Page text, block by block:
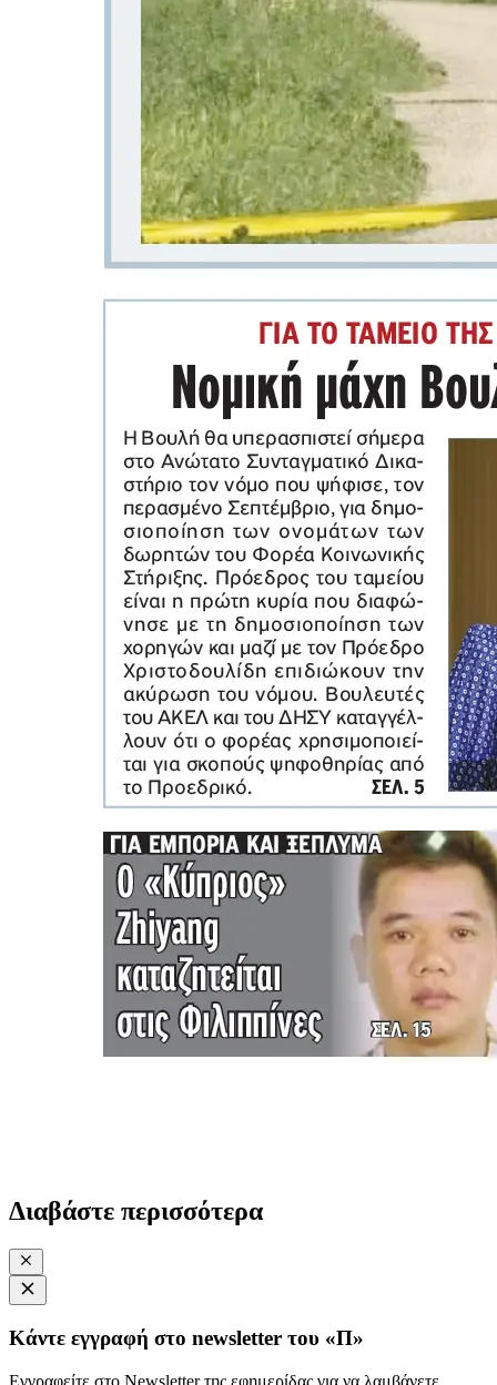
Διαβάστε περισσότερα
Κάντε εγγραφή στο newsletter του «Π»
Εγγραφείτε στο Newsletter της εφημερίδας για να λαμβάνετε